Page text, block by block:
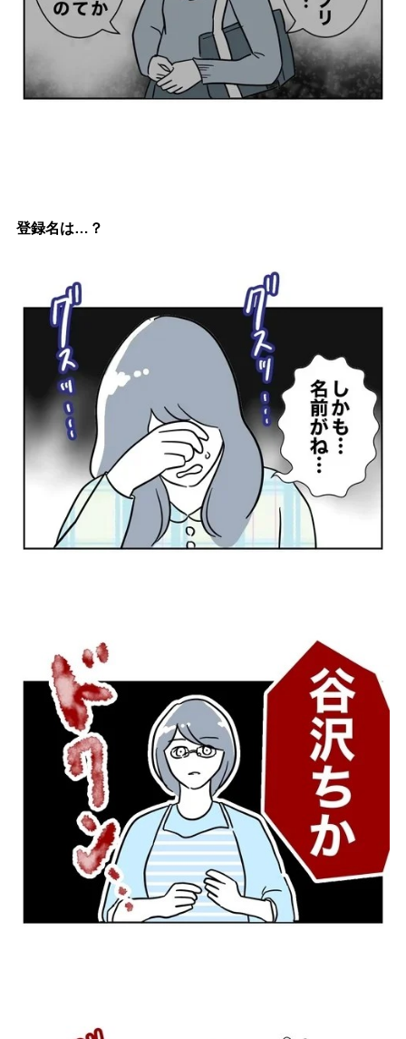
登録名は…？